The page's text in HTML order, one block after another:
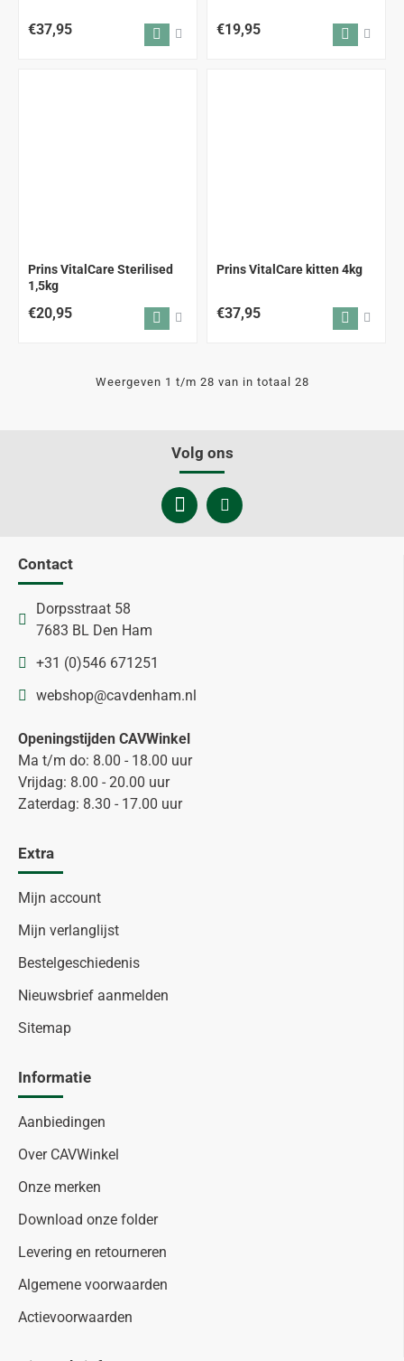
€37,95 €19,95
Prins VitalCare Sterilised
1,5kg
€20,95
Prins VitalCare kitten 4kg
€37,95
Weergeven 1 t/m 28 van in totaal 28
Volg ons
Contact
Dorpsstraat 58
7683 BL Den Ham
+31 (0)546 671251
webshop@cavdenham.nl
Openingstijden CAVWinkel
Ma t/m do: 8.00 - 18.00 uur
Vrijdag: 8.00 - 20.00 uur
Zaterdag: 8.30 - 17.00 uur
Extra
Mijn account
Mijn verlanglijst
Bestelgeschiedenis
Nieuwsbrief aanmelden
Sitemap
Informatie
Aanbiedingen
Over CAVWinkel
Onze merken
Download onze folder
Levering en retourneren
Algemene voorwaarden
Actievoorwaarden